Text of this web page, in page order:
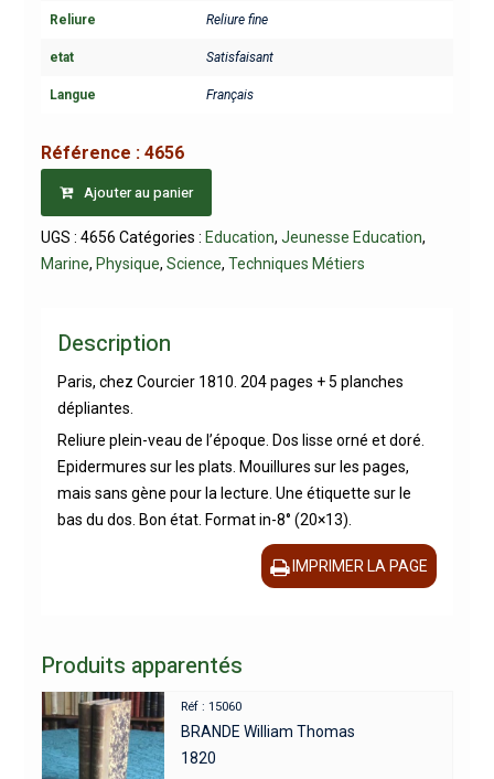
Reliure Reliure fine
etat Satisfaisant
Langue Français
Référence : 4656
Ajouter au panier
UGS : 4656 Catégories : Education, Jeunesse Education,
Marine, Physique, Science, Techniques Métiers
Description
Paris, chez Courcier 1810. 204 pages + 5 planches
dépliantes.
Reliure plein-veau de l’époque. Dos lisse orné et doré.
Epidermures sur les plats. Mouillures sur les pages,
mais sans gène pour la lecture. Une étiquette sur le
bas du dos. Bon état. Format in-8° (20×13).
IMPRIMER LA PAGE
Produits apparentés
Réf : 15060
BRANDE William Thomas
1820